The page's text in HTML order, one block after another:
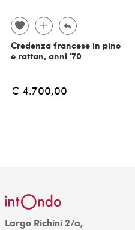
Credenza francese in pino
e rattan, anni '70
€ 4.700,00
Largo Richini 2/a,